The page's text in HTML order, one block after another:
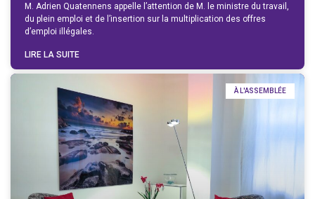
M. Adrien Quatennens appelle l’attention de M. le ministre du travail,
du plein emploi et de l’insertion sur la multiplication des offres
d’emploi illégales.
LIRE LA SUITE
À L'ASSEMBLÉE